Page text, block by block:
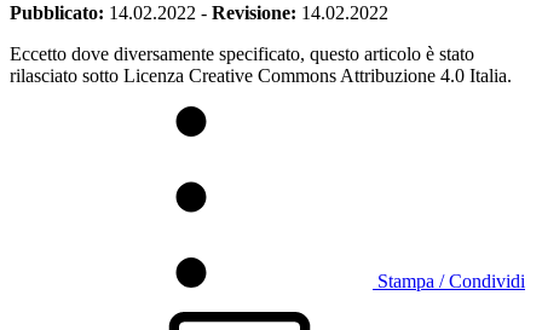
Pubblicato: 14.02.2022 - Revisione: 14.02.2022
Eccetto dove diversamente specificato, questo articolo è stato
rilasciato sotto Licenza Creative Commons Attribuzione 4.0 Italia.
Stampa / Condividi